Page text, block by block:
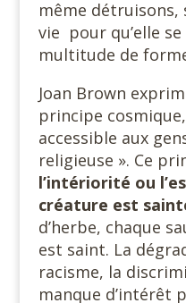
même détruisons,
vie pour qu’elle
multitude de
Joan Brown
principe
accessible aux
religieuse ». Ce
l’intériorité ou
créature est
d’herbe, chaque
est saint. La
racisme, la
manque d’intérêt